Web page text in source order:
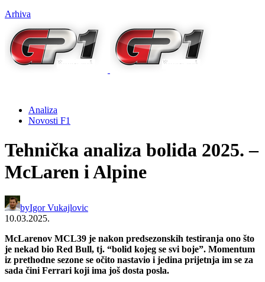
Arhiva
Analiza
Novosti F1
Tehnička analiza bolida 2025. –
McLaren i Alpine
byIgor Vukajlovic
10.03.2025.
McLarenov MCL39 je nakon predsezonskih testiranja ono što
je nekad bio Red Bull, tj. “bolid kojeg se svi boje”. Momentum
iz prethodne sezone se očito nastavio i jedina prijetnja im se za
sada čini Ferrari koji ima još dosta posla.